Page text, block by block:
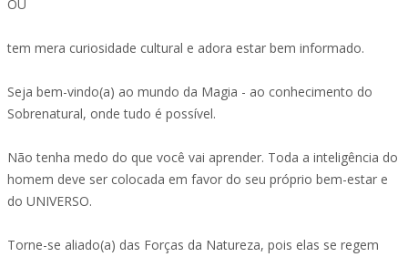
OU
tem mera curiosidade cultural e adora estar bem informado.
Seja bem-vindo(a) ao mundo da Magia - ao conhecimento do
Sobrenatural, onde tudo é possível.
Não tenha medo do que você vai aprender. Toda a inteligência do
homem deve ser colocada em favor do seu próprio bem-estar e
do UNIVERSO.
Torne-se aliado(a) das Forças da Natureza, pois elas se regem